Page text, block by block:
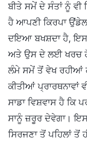
ਬੀਤੇ ਸਮੇਂ ਦੇ ਸੰਤਾਂ ਨੂੰ ਵੀ
ਹੈ ਆਪਣੀ ਕਿਰਪਾ
ਦਇਆ ਬਖਸ਼ਦਾ ਹੈ, ਇਸ
ਅਤੇ ਉਸ ਦੇ ਲਈ ਖਰਚ
ਲੰਮੇ ਸਮੇਂ ਤੋਂ ਵੇਖ ਰਹੀਆਂ
ਕੀਤੀਆਂ
ਸਾਡਾ ਵਿਸ਼ਵਾਸ ਹੈ ਕਿ
ਸਾਨੂੰ ਜ਼ਰੂਰ ਦੇਵੇਗਾ।
ਸਿਰਜਣਾ ਤੋਂ ਪਹਿਲਾਂ ਤੋਂ